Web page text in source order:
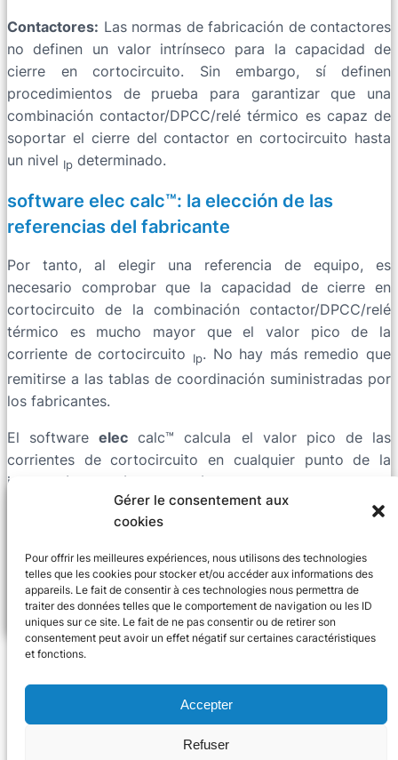
Gérer le consentement aux
cookies
Pour offrir les meilleures expériences, nous utilisons des technologies
telles que les cookies pour stocker et/ou accéder aux informations des
appareils. Le fait de consentir à ces technologies nous permettra de
traiter des données telles que le comportement de navigation ou les ID
uniques sur ce site. Le fait de ne pas consentir ou de retirer son
consentement peut avoir un effet négatif sur certaines caractéristiques
et fonctions.
Accepter
Refuser
Contactores: Las normas de fabricación de contactores
no definen un valor intrínseco para la capacidad de
cierre en cortocircuito. Sin embargo, sí definen
procedimientos de prueba para garantizar que una
combinación contactor/DPCC/relé térmico es capaz de
soportar el cierre del contactor en cortocircuito hasta
un nivel Ip determinado.
software elec calc™: la elección de las
referencias del fabricante
Por tanto, al elegir una referencia de equipo, es
necesario comprobar que la capacidad de cierre en
cortocircuito de la combinación contactor/DPCC/relé
térmico es mucho mayor que el valor pico de la
corriente de cortocircuito
Ip. No hay más remedio que
remitirse a las tablas de coordinación suministradas por
los fabricantes.
El softwareelec calc™ calcula el valor pico de las
corrientes de cortocircuito en cualquier punto de la
instalación. El método de cálculo depende de la norma
de instalación elegida y del nivel de tensión. Al elegir
una referencia del fabricante del interruptor,
Icm
mayor que laIp. Si no es así, se muestra un error en el
componente.